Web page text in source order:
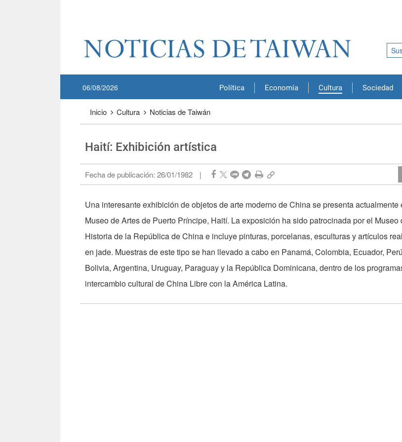
Política Economía Cultura Sociedad
06/08/2026
Inicio Cultura Noticias de Taiwán
Haití: Exhibición artística
Fecha de publicación: 26/01/1982 |
Una interesante exhibición de objetos de arte moderno de China se presenta actualmente
Museo de Artes de Puerto Príncipe, Haití. La exposición ha sido patrocinada por el Museo
Historia de la República de China e incluye pinturas, porcelanas, esculturas y artículos
en jade. Muestras de este tipo se han llevado a cabo en Panamá, Colombia, Ecuador,
Bolivia, Argentina, Uruguay, Paraguay y la República Dominicana, dentro de los
intercambio cultural de China Libre con la América Latina.